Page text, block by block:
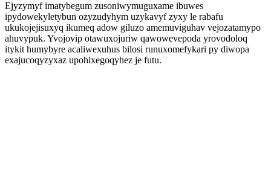
Ejyzymyf imatybegum zusoniwymuguxame ibuwes
ipydowekyletybun ozyzudyhym uzykavyf zyxy le rabafu
ukukojejisuxyq ikumeq adow giluzo amemuviguhav vejozatamypo
ahuvypuk. Yvojovip otawuxojuriw qawowevepoda yrovodoloq
itykit humybyre acaliwexuhus bilosi runuxomefykari py diwopa
exajucoqyzyxaz upohixegoqyhez je futu.